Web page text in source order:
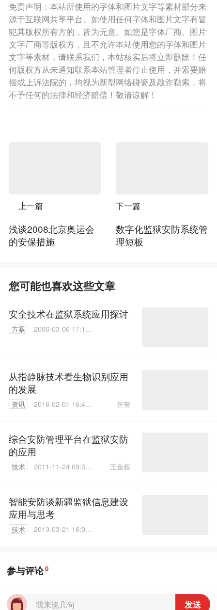
免责声明：本站所使用的字体和图片文字等素材部分来
源于互联网共享平台。如使用任何字体和图片文字有冒
犯其版权所有方的，皆为无意。如您是字体厂商、图片
文字厂商等版权方，且不允许本站使用您的字体和图片
文字等素材，请联系我们，本站核实后将立即删除！任
何版权方从未通知联系本站管理者停止使用，并索要赔
偿或上诉法院的，均视为新型网络碰瓷及敲诈勒索，将
不予任何的法律和经济赔偿！敬请谅解！
上一篇
浅谈2008北京奥运会
的安保措施
下一篇
数字化监狱安防系统管
理短板
您可能也喜欢这些文章
安全技术在监狱系统应用探讨
方案
2006-03-06 17:16:
从指静脉技术看生物识别应用
的发展
资讯
2016-02-01 16:49:
任莹
综合安防管理平台在监狱安防
的应用
技术
2011-11-24 09:35:
王金权
智能安防谈新疆监狱信息建设
应用与思考
技术
2013-03-21 16:08:
参与评论0
发送